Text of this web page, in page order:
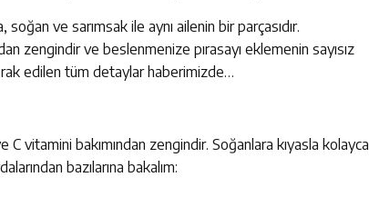
ve sarımsak ile aynı ailenin bir parçasıdır.
zengindir ve beslenmenize pırasayı eklemenin sayısız
edilen tüm detaylar haberimizde…
vitamini bakımından zengindir. Soğanlara kıyasla kolayca
bazılarına bakalım: